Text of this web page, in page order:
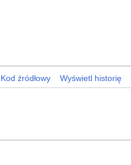
Kod źródłowy Wyświetl historię